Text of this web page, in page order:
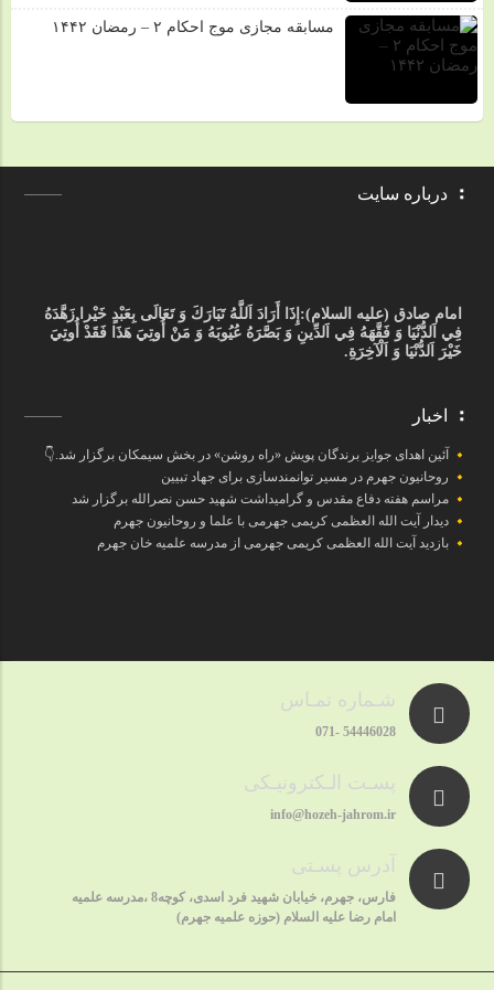
مسابقه مجازی موج احکام ۲ – رمضان ۱۴۴۲
درباره سایت
امام صادق (علیه السلام): إِذَا أَرَادَ اَللَّهُ تَبَارَكَ وَ تَعَالَى بِعَبْدٍ خَيْرا زَهَّدَهُ
فِي اَلدُّنْيَا وَ فَقَّهَهُ فِي اَلدِّينِ وَ بَصَّرَهُ عُيُوبَهُ وَ مَنْ أُوتِيَ هَذَا فَقَدْ أُوتِيَ
خَيْرَ اَلدُّنْيَا وَ اَلْآخِرَةِ.
اخبار
آئین اهدای جوایز برندگان پویش «راه روشن» در بخش سیمکان برگزار شد.👇
روحانیون جهرم در مسیر توانمندسازی برای جهاد تبیین
مراسم هفته دفاع مقدس و گرامیداشت شهید حسن نصرالله برگزار شد
دیدار آیت الله العظمی کریمی جهرمی با علما و روحانیون جهرم
بازدید آیت الله العظمی کریمی جهرمی از مدرسه علمیه خان جهرم
شـماره تمـاس
54446028 -071
پسـت الـکترونیـکی
info@hozeh-jahrom.ir
آدرس پسـتی
فارس، جهرم، خیابان شهید فرد اسدی، کوچه8 ،مدرسه علمیه
امام رضا علیه السلام (حوزه علمیه جهرم)